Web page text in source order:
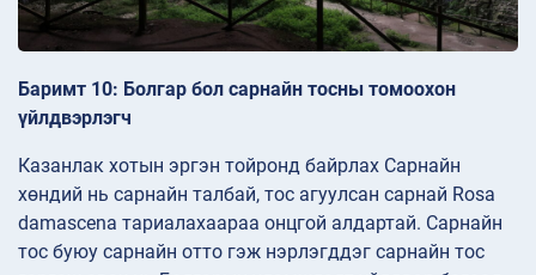
Баримт 10: Болгар бол сарнайн тосны томоохон
үйлдвэрлэгч
Казанлак хотын эргэн тойронд байрлах Сарнайн
хөндий нь сарнайн талбай, тос агуулсан сарнай Rosa
damascena тариалахаараа онцгой алдартай. Сарнайн
тос буюу сарнайн отто гэж нэрлэгддэг сарнайн тос